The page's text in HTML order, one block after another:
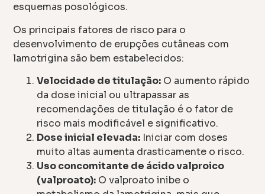
esquemas posológicos.
Os principais fatores de risco para o
desenvolvimento de erupções cutâneas com
lamotrigina são bem estabelecidos:
Velocidade de titulação: O aumento rápido
da dose inicial ou ultrapassar as
recomendações de titulação é o fator de
risco mais modificável e significativo.
Dose inicial elevada: Iniciar com doses
muito altas aumenta drasticamente o risco.
Uso concomitante de ácido valproico
(valproato): O valproato inibe o